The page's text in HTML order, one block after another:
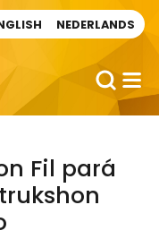
NEDERLANDS
Fil pará